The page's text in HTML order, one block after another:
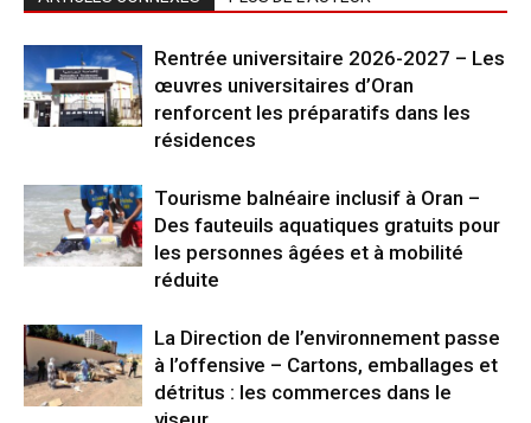
Rentrée universitaire 2026-2027 – Les
œuvres universitaires d’Oran
renforcent les préparatifs dans les
résidences
Tourisme balnéaire inclusif à Oran –
Des fauteuils aquatiques gratuits pour
les personnes âgées et à mobilité
réduite
La Direction de l’environnement passe
à l’offensive – Cartons, emballages et
détritus : les commerces dans le